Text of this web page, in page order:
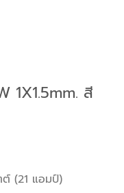
1X1.5mm. สี
(21 แอมป์)